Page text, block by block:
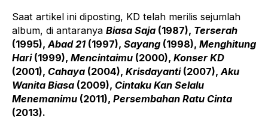
Saat artikel ini diposting, KD telah merilis sejumlah
album, di antaranya Biasa Saja (1987), Terserah
(1995), Abad 21 (1997), Sayang (1998), Menghitung
Hari(1999), Mencintaimu (2000), Konser KD
(2001), Cahaya (2004), Krisdayanti(2007), Aku
Wanita Biasa (2009), Cintaku Kan Selalu
Menemanimu (2011), Persembahan Ratu Cinta
(2013).